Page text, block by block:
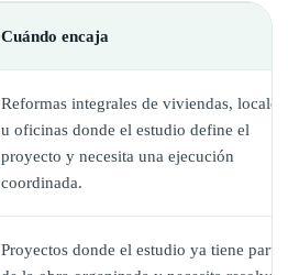
Cuándo encaja
Reformas integrales de viviendas, locales
u oficinas donde el estudio define el
proyecto y necesita una ejecución
coordinada.
Proyectos donde el estudio ya tiene parte